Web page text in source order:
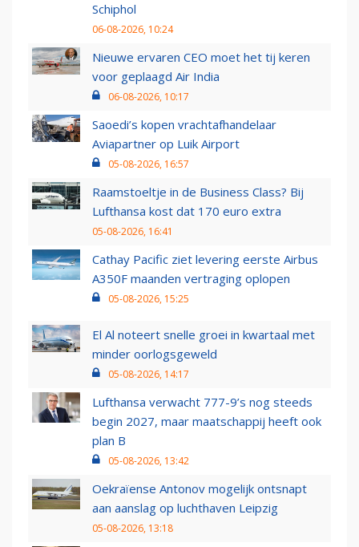
Schiphol
06-08-2026, 10:24
Nieuwe ervaren CEO moet het tij keren
voor geplaagd Air India
06-08-2026, 10:17
Saoedi’s kopen vrachtafhandelaar
Aviapartner op Luik Airport
05-08-2026, 16:57
Raamstoeltje in de Business Class? Bij
Lufthansa kost dat 170 euro extra
05-08-2026, 16:41
Cathay Pacific ziet levering eerste Airbus
A350F maanden vertraging oplopen
05-08-2026, 15:25
El Al noteert snelle groei in kwartaal met
minder oorlogsgeweld
05-08-2026, 14:17
Lufthansa verwacht 777-9’s nog steeds
begin 2027, maar maatschappij heeft ook
plan B
05-08-2026, 13:42
Oekraïense Antonov mogelijk ontsnapt
aan aanslag op luchthaven Leipzig
05-08-2026, 13:18